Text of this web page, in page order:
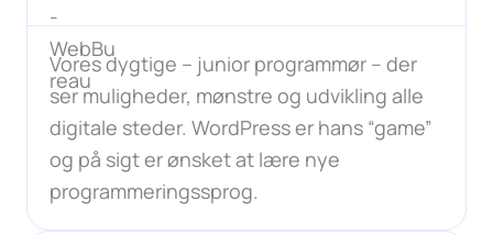
Vores dygtige – junior programmør – der
ser muligheder, mønstre og udvikling alle
digitale steder. WordPress er hans “game”
og på sigt er ønsket at lære nye
programmeringssprog.